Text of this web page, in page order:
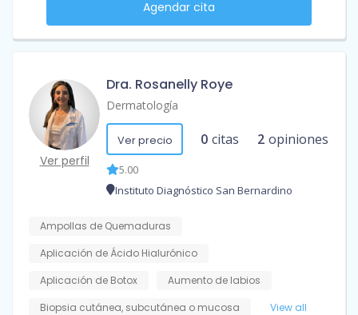
Agendar cita
Ver perfil
Dra. Rosanelly Roye
Dermatología
Ver precio 0 citas 2 opiniones
5.00
Instituto Diagnóstico San Bernardino
Ampollas de Quemaduras
Aplicación de Ácido Hialurónico
Aplicación de Botox
Aumento de labios
Biopsia cutánea, subcutánea o mucosa
View all